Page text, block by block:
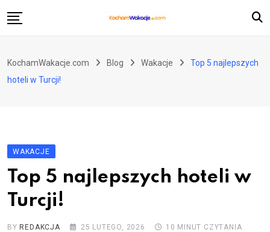
to
Historia i zabytki
KochamWakacje.com Blog Wakacje
Top 5 najlepszych
hoteli w Turcji!
WAKACJE
Top 5 najlepszych hoteli w
Turcji!
BY REDAKCJA 25 LUTEGO, 2026
10 MINUT CZYTANIA